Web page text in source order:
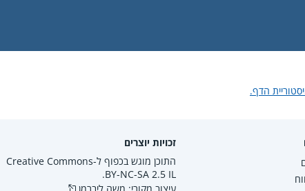
הדף.
זכויות יוצרים
התוכן מוגש בכפוף ל-Creative Commons
BY-NC-SA 2.5 IL.